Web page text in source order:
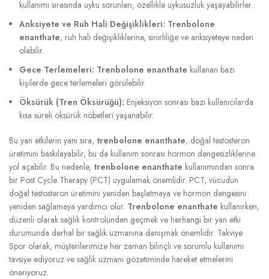
kullanımı sırasında uyku sorunları, özellikle uykusuzluk yaşayabilirler.
Anksiyete ve Ruh Hali Değişiklikleri: Trenbolone
enanthate, ruh hali değişikliklerine, sinirliliğe ve anksiyeteye neden
olabilir.
Gece Terlemeleri: Trenbolone enanthate kullanan bazı
kişilerde gece terlemeleri görülebilir.
Öksürük (Tren Öksürüğü): Enjeksiyon sonrası bazı kullanıcılarda
kısa süreli öksürük nöbetleri yaşanabilir.
Bu yan etkilerin yanı sıra, trenbolone enanthate, doğal testosteron
üretimini baskılayabilir, bu da kullanım sonrası hormon dengesizliklerine
yol açabilir. Bu nedenle, trenbolone enanthate kullanımından sonra
bir Post Cycle Therapy (PCT) uygulamak önemlidir. PCT, vücudun
doğal testosteron üretimini yeniden başlatmaya ve hormon dengesini
yeniden sağlamaya yardımcı olur. Trenbolone enanthate kullanırken,
düzenli olarak sağlık kontrolünden geçmek ve herhangi bir yan etki
durumunda derhal bir sağlık uzmanına danışmak önemlidir. Takviye
Spor olarak, müşterilerimize her zaman bilinçli ve sorumlu kullanımı
tavsiye ediyoruz ve sağlık uzmanı gözetiminde hareket etmelerini
öneriyoruz.